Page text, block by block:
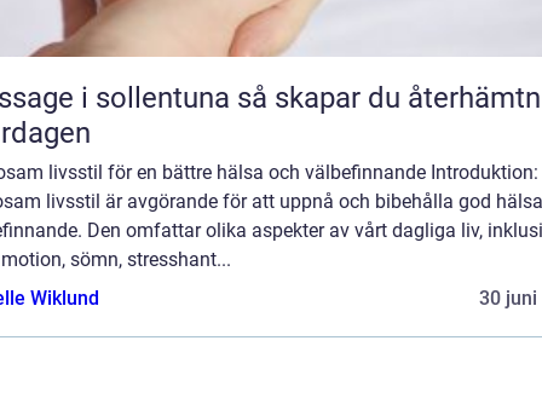
i sollentuna så skapar du återhämtning
livsstil för en bättre hälsa och välbefinnande Introduktion:
livsstil är avgörande för att uppnå och bibehålla god
Den omfattar olika aspekter av vårt dagliga liv,
sömn, stresshant...
Wiklund
30 juni